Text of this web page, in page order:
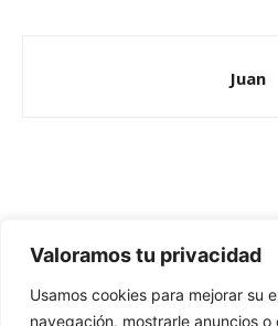
Valoramos tu privacidad
Usamos cookies para mejorar su
navegación, mostrarle anuncios o
Juan
Redes Cristianas
Una mirada alternativa sobre la Iglesia
- Colectivos de Redes Cristianas